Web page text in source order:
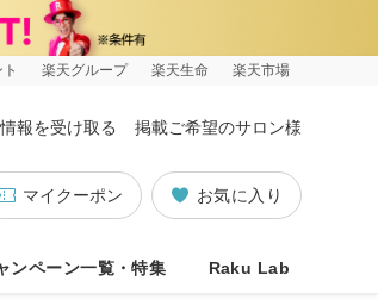
楽天グループ 楽天生命 楽天市場
報を受け取る 掲載ご希望のサロン様
お気に入り
マイクーポン
ンペーン一覧・特集 Raku Lab